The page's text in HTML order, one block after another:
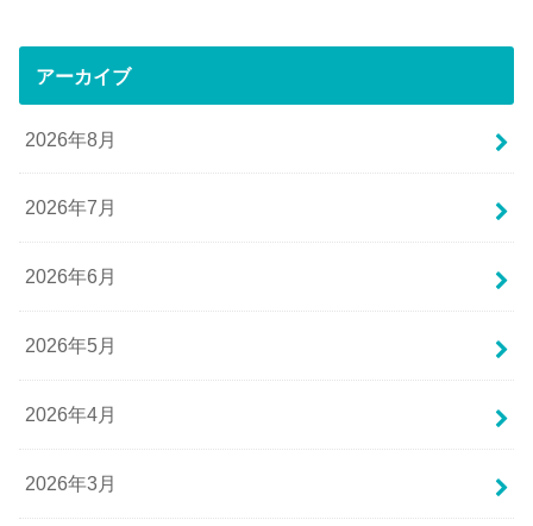
アーカイブ
2026年8月
2026年7月
2026年6月
2026年5月
2026年4月
2026年3月